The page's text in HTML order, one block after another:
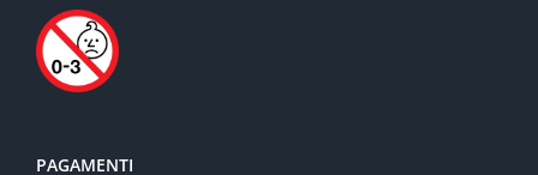
PAGAMENTI